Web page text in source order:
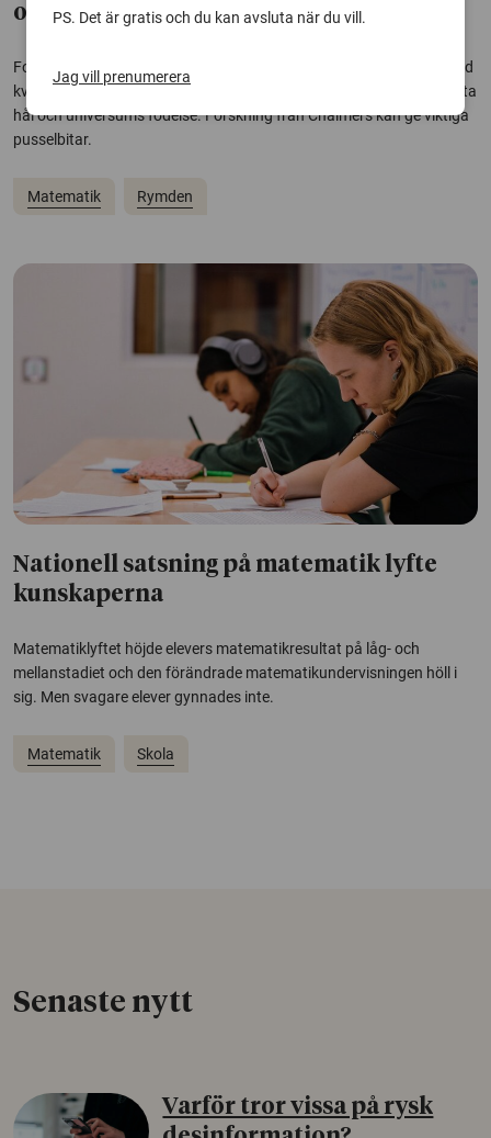
om universums gåtor
Forskare har länge försökt förena Einsteins teori för gravitation med
kvantmekanik, vilket skulle kunna ge kunskap om bland annat svarta
hål och universums födelse. Forskning från Chalmers kan ge viktiga
pusselbitar.
Matematik Rymden
Nationell satsning på matematik lyfte
kunskaperna
Matematiklyftet höjde elevers matematikresultat på låg- och
mellanstadiet och den förändrade matematikundervisningen höll i
sig. Men svagare elever gynnades inte.
Matematik Skola
Senaste nytt
Varför tror vissa på rysk
PS. Det är gratis och du kan avsluta när du vill.
Jag vill prenumerera